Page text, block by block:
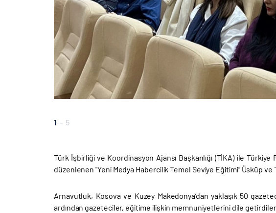
1 - 5
Türk İşbirliği ve Koordinasyon Ajansı Başkanlığı (TİKA) ile
düzenlenen "Yeni Medya Habercilik Temel Seviye Eğitimi” Üsküp ve
Arnavutluk, Kosova ve Kuzey Makedonya’dan yaklaşık 50
ardından gazeteciler, eğitime ilişkin memnuniyetlerini dile